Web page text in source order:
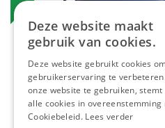
Deze website maakt
gebruik van cookies.
Deze website gebruikt cookies
gebruikerservaring te
onze website te gebruiken, stemt
alle cookies in overeenstemming
Cookiebeleid. Lees verder